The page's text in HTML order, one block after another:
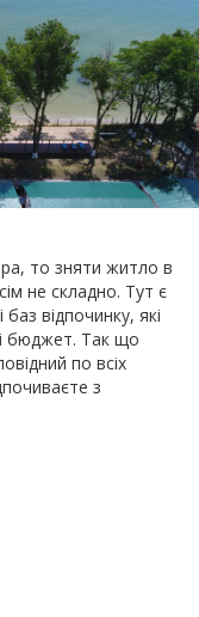
то зняти житло в
не складно. Тут є
відпочинку, які
бюджет. Так що
по всіх
з